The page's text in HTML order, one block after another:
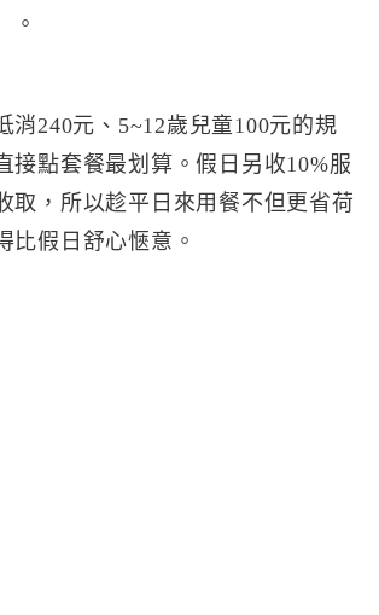
。
消240元、5~12歲兒童100元的規
接點套餐最划算。假日另收10%服
取，所以趁平日來用餐不但更省荷
比假日舒心愜意。